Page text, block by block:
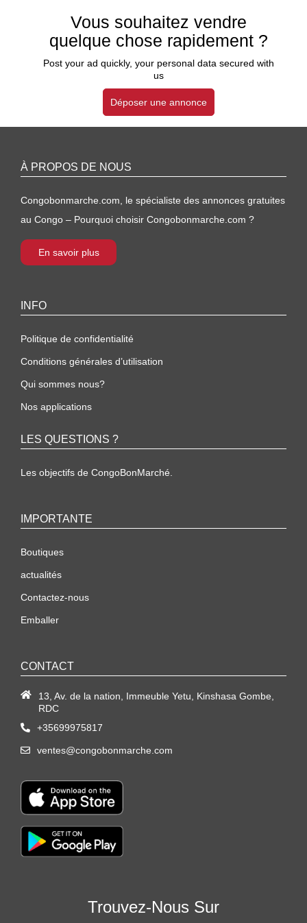
Vous souhaitez vendre
quelque chose rapidement ?
Post your ad quickly, your personal data secured with
us
Déposer une annonce
À PROPOS DE NOUS
Congobonmarche.com, le spécialiste des annonces gratuites
au Congo – Pourquoi choisir Congobonmarche.com ?
En savoir plus
INFO
Politique de confidentialité
Conditions générales d’utilisation
Qui sommes nous?
Nos applications
LES QUESTIONS ?
Les objectifs de CongoBonMarché.
IMPORTANTE
Boutiques
actualités
Contactez-nous
Emballer
CONTACT
13, Av. de la nation, Immeuble Yetu, Kinshasa Gombe,
RDC
+35699975817
ventes@congobonmarche.com
Trouvez-Nous Sur